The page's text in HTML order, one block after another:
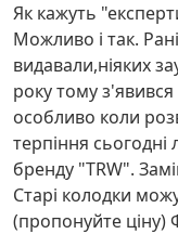
Як кажуть
Можливо і так.
видавали,ніяких
року тому
особливо коли
терпіння
бренду "TRW".
Старі колодки
(пропонуйте ціну)